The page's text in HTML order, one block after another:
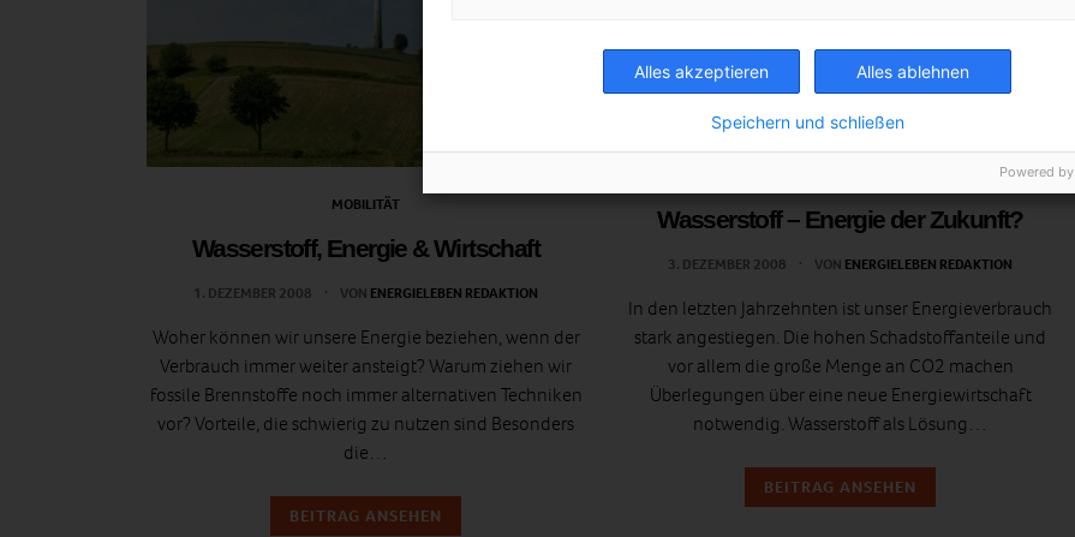
MOBILITÄT
Wasserstoff, Energie & Wirtschaft
1. DEZEMBER 2008 VON ENERGIELEBEN REDAKTION
Woher können wir unsere Energie beziehen, wenn der
Verbrauch immer weiter ansteigt? Warum ziehen wir
fossile Brennstoffe noch immer alternativen Techniken
vor? Vorteile, die schwierig zu nutzen sind Besonders
die…
BEITRAG ANSEHEN
Wasserstoff – Energie der Zukunft?
3. DEZEMBER 2008 VON ENERGIELEBEN REDAKTION
In den letzten Jahrzehnten ist unser Energieverbrauch
stark angestiegen. Die hohen Schadstoffanteile und
vor allem die große Menge an CO2 machen
Überlegungen über eine neue Energiewirtschaft
notwendig. Wasserstoff als Lösung…
BEITRAG ANSEHEN
Alles akzeptieren Alles ablehnen
Speichern und schließen
Powered by